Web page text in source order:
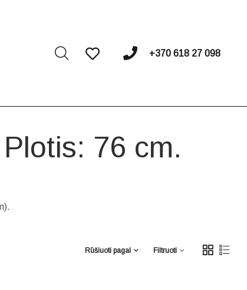
+370 618 27 098
76 cm.
Filtruoti
Rūšiuoti pagal